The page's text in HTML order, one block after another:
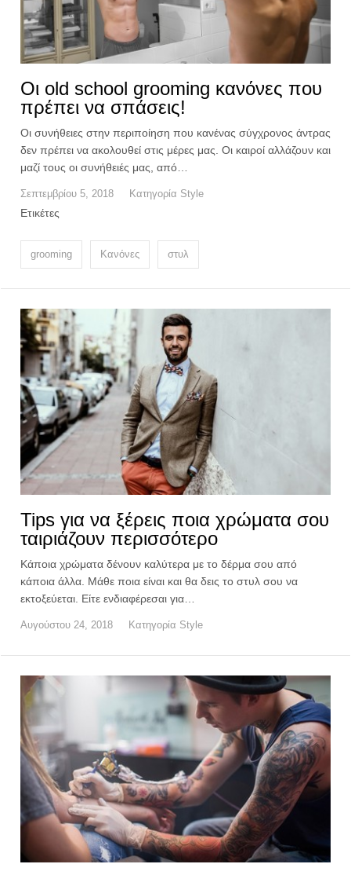
Οι old school grooming κανόνες που
πρέπει να σπάσεις!
Οι συνήθειες στην περιποίηση που κανένας σύγχρονος άντρας
δεν πρέπει να ακολουθεί στις μέρες μας. Οι καιροί αλλάζουν και
μαζί τους οι συνήθειές μας, από…
Σεπτεμβρίου 5, 2018 Κατηγορία Style
Ετικέτες
grooming Κανόνες στυλ
Tips για να ξέρεις ποια χρώματα σου
ταιριάζουν περισσότερο
Κάποια χρώματα δένουν καλύτερα με το δέρμα σου από
κάποια άλλα. Μάθε ποια είναι και θα δεις το στυλ σου να
εκτοξεύεται. Είτε ενδιαφέρεσαι για…
Αυγούστου 24, 2018 Κατηγορία Style